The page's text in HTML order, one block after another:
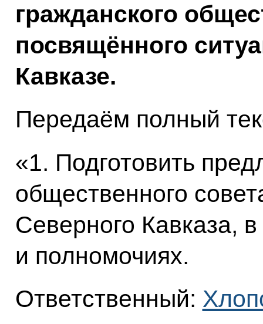
гражданского
посвящённого
Кавказе.
Передаём полный
«1. Подготовить
общественного
Северного Кавказа,
и полномочиях.
Ответственный: